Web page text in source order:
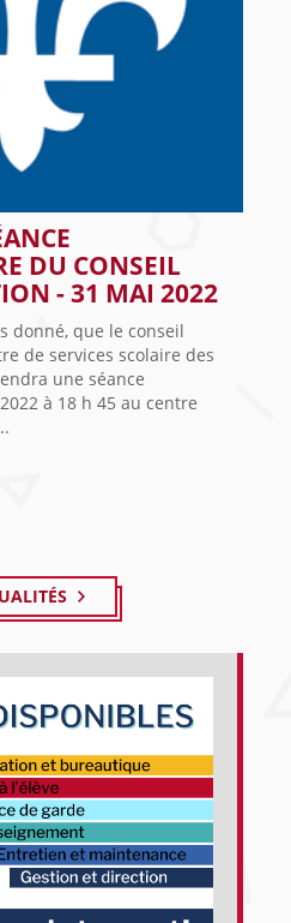
DU CONSEIL
- 31 MAI 2022
donné, que le conseil
de services scolaire des
une séance
à 18 h 45 au centre